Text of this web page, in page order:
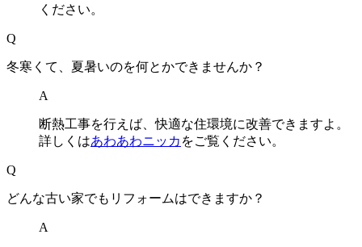
ください。
Q
冬寒くて、夏暑いのを何とかできませんか？
A
断熱工事を行えば、快適な住環境に改善できますよ。
詳しくはあわあわニッカ をご覧ください。
Q
どんな古い家でもリフォームはできますか？
A